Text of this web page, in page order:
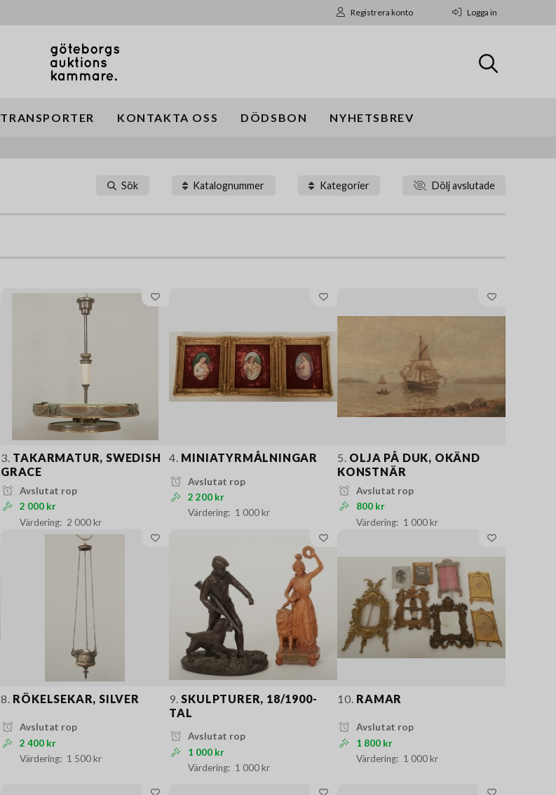
Registrera konto Logga in
TRANSPORTER KONTAKTA OSS DÖDSBON NYHETSBREV
Sök Katalognummer Kategorier Dölj avslutade
3. TAKARMATUR, SWEDISH
GRACE
Avslutat rop
2 000 kr
2 000 kr
4. MINIATYRMÅLNINGAR
Avslutat rop
2 200 kr
1 000 kr
5. OLJA PÅ DUK, OKÄND
KONSTNÄR
Avslutat rop
800 kr
1 000 kr
8. RÖKELSEKAR, SILVER
Avslutat rop
2 400 kr
1 500 kr
9. SKULPTURER, 18/1900-
TAL
Avslutat rop
1 000 kr
1 000 kr
10. RAMAR
Avslutat rop
1 800 kr
1 000 kr